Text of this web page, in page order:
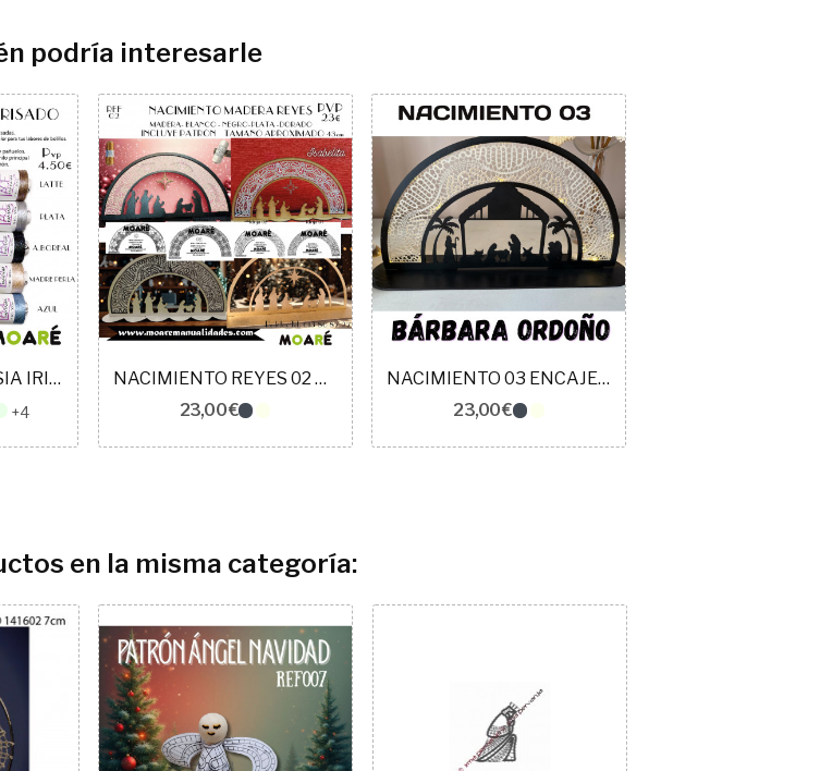
podría interesarle
HILO LACE FANTASIA IRISADO
+4
NACIMIENTO REYES 02 ENCAJE DE BOLILLOS
23,00 €
NACIMIENTO 03 ENCAJE DE BOLILLOS PALMERAS
23,00 €
en la misma categoría: